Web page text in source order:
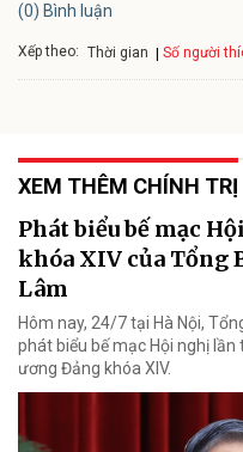
(0) Bình luận
Xếp theo: Thời gian Số người
XEM THÊM CHÍNH TRỊ
Phát biểu bế mạc
khóa XIV của Tổng
Lâm
Hôm nay, 24/7 tại Hà Nội,
phát biểu bế mạc Hội nghị
ương Đảng khóa XIV.